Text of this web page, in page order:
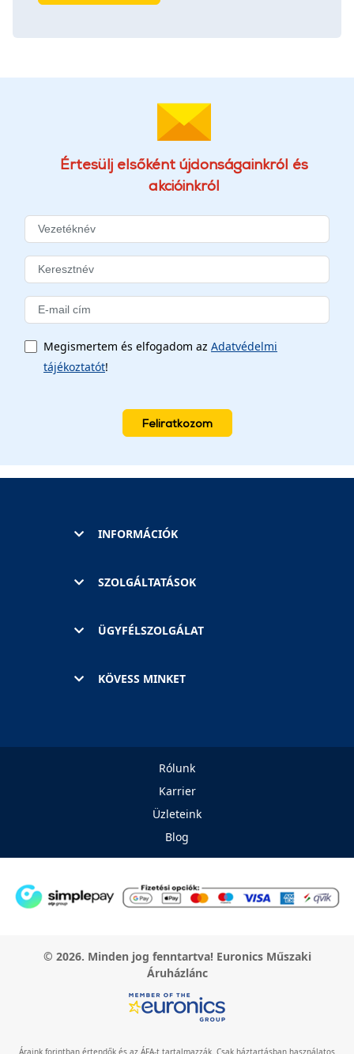
Értesülj elsőként újdonságainkról és
akcióinkról
Megismertem és elfogadom az Adatvédelmi
tájékoztatót!
Feliratkozom
INFORMÁCIÓK
SZOLGÁLTATÁSOK
ÜGYFÉLSZOLGÁLAT
KÖVESS MINKET
Rólunk
Karrier
Üzleteink
Blog
© 2026. Minden jog fenntartva! Euronics Műszaki
Áruházlánc